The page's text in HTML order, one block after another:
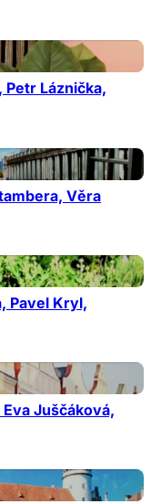
Petr Láznička,
Věra
Pavel Kryl,
Juščáková,